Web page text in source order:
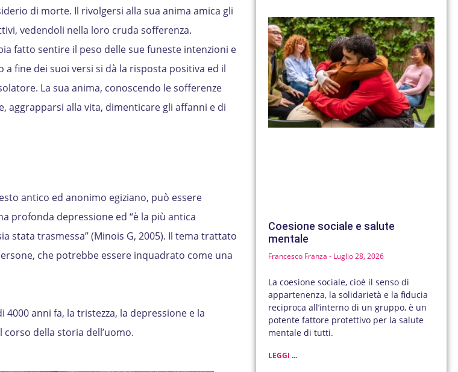
di morte. Il rivolgersi alla sua anima amica gli
vedendoli nella loro cruda sofferenza.
fatto sentire il peso delle sue funeste intenzioni e
fine dei suoi versi si dà la risposta positiva ed il
La sua anima, conoscendo le sofferenze
aggrapparsi alla vita, dimenticare gli affanni e di
antico ed anonimo egiziano, può essere
profonda depressione ed “è la più antica
stata trasmessa” (Minois G, 2005). Il tema trattato
che potrebbe essere inquadrato come una
anni fa, la tristezza, la depressione e la
della storia dell’uomo.
Coesione sociale e salute
mentale
Francesco Franza Luglio 28, 2026
La coesione sociale, cioè il senso di
appartenenza, la solidarietà e la fiducia
reciproca all’interno di un gruppo, è un
potente fattore protettivo per la salute
mentale di tutti.
LEGGI ...